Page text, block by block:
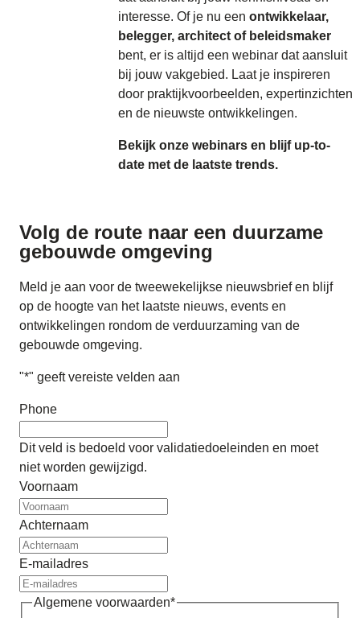
interesse. Of je nu een ontwikkelaar,
belegger, architect of beleidsmaker
bent, er is altijd een webinar dat aansluit
bij jouw vakgebied. Laat je inspireren
door praktijkvoorbeelden, expertinzichten
en de nieuwste ontwikkelingen.
Bekijk onze webinars en blijf up-to-
date met de laatste trends.
Volg de route naar een duurzame
gebouwde omgeving
Meld je aan voor de tweewekelijkse nieuwsbrief en blijf
op de hoogte van het laatste nieuws, events en
ontwikkelingen rondom de verduurzaming van de
gebouwde omgeving.
"*" geeft vereiste velden aan
Phone
Dit veld is bedoeld voor validatiedoeleinden en moet
niet worden gewijzigd.
Voornaam
Achternaam
E-mailadres
Algemene voorwaarden*